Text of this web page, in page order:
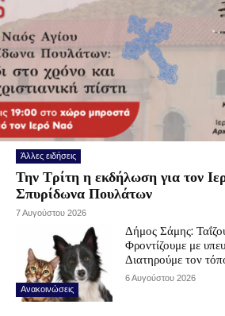
Άλλες ειδήσεις
Την Τρίτη η εκδήλωση για τον
Σπυρίδωνα Πουλάτων
7 Αυγούστου 2026
Ανακοινώσεις
Δήμος Σάμης:
Φροντίζουμε με
Διατηρούμε τον
6 Αυγούστου 2026